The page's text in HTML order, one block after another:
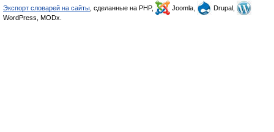
Экспорт словарей на сайты , сделанные на PHP, Joomla,
Drupal,
WordPress, MODx.